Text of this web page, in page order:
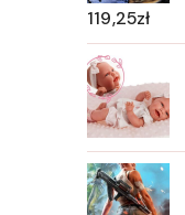
119,25zł